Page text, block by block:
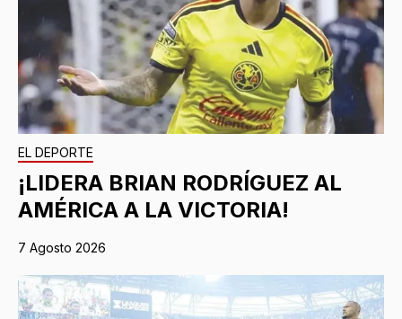
EL DEPORTE
¡LIDERA BRIAN RODRÍGUEZ AL
AMÉRICA A LA VICTORIA!
7 Agosto 2026